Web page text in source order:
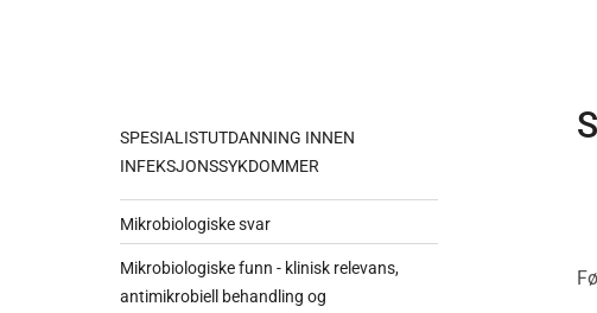
SPESIALISTUTDANNING INNEN
INFEKSJONSSYKDOMMER
Mikrobiologiske svar
Mikrobiologiske funn - klinisk relevans,
antimikrobiell behandling og